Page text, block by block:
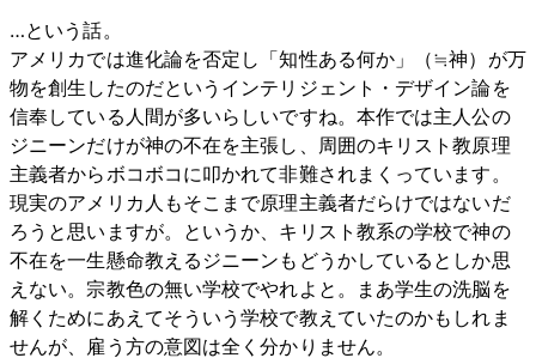
…という話。
アメリカでは進化論を否定し「知性ある何か」（≒神）が万
物を創生したのだというインテリジェント・デザイン論を
信奉している人間が多いらしいですね。本作では主人公の
ジニーンだけが神の不在を主張し、周囲のキリスト教原理
主義者からボコボコに叩かれて非難されまくっています。
現実のアメリカ人もそこまで原理主義者だらけではないだ
ろうと思いますが。というか、キリスト教系の学校で神の
不在を一生懸命教えるジニーンもどうかしているとしか思
えない。宗教色の無い学校でやれよと。まあ学生の洗脳を
解くためにあえてそういう学校で教えていたのかもしれま
せんが、雇う方の意図は全く分かりません。